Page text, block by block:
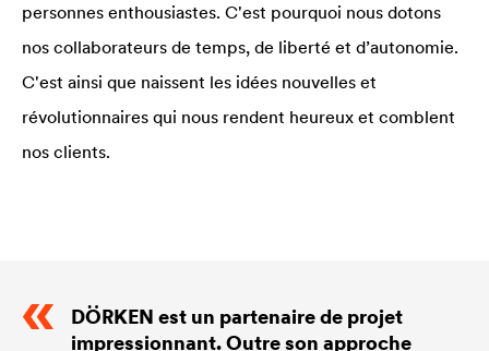
personnes enthousiastes. C'est pourquoi nous dotons
nos collaborateurs de temps, de liberté et d’autonomie.
C'est ainsi que naissent les idées nouvelles et
révolutionnaires qui nous rendent heureux et comblent
nos clients.
DÖRKEN est un partenaire de projet
impressionnant. Outre son approche